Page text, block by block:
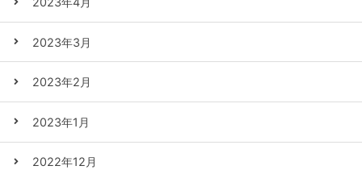
2023年3月
2023年2月
2023年1月
2022年12月